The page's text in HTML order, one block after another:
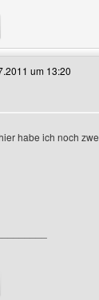
dieses
Profile anzeigen
um 13:20
habe ich noch
dieses